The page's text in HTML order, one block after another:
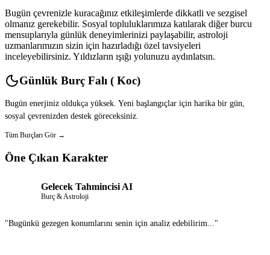
Bugün çevrenizle kuracağınız etkileşimlerde dikkatli ve sezgisel
olmanız gerekebilir. Sosyal topluluklarımıza katılarak diğer burcu
mensuplarıyla günlük deneyimlerinizi paylaşabilir, astroloji
uzmanlarımızın sizin için hazırladığı özel tavsiyeleri
inceleyebilirsiniz. Yıldızların ışığı yolunuzu aydınlatsın.
Günlük Burç Falı ( Koc)
Bugün enerjiniz oldukça yüksek. Yeni başlangıçlar için harika bir gün,
sosyal çevrenizden destek göreceksiniz.
Tüm Burçları Gör →
Öne Çıkan Karakter
Gelecek Tahmincisi AI
Burç & Astroloji
"Bugünkü gezegen konumlarını senin için analiz edebilirim..."